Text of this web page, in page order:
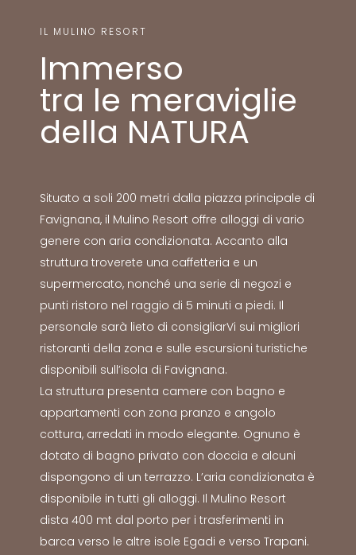
IL MULINO RESORT
Immerso
tra le meraviglie
della NATURA
Situato a soli 200 metri dalla piazza principale di
Favignana, il Mulino Resort offre alloggi di vario
genere con aria condizionata. Accanto alla
struttura troverete una caffetteria e un
supermercato, nonché una serie di negozi e
punti ristoro nel raggio di 5 minuti a piedi. Il
personale sarà lieto di consigliarVi sui migliori
ristoranti della zona e sulle escursioni turistiche
disponibili sull’isola di Favignana.
La struttura presenta camere con bagno e
appartamenti con zona pranzo e angolo
cottura, arredati in modo elegante. Ognuno è
dotato di bagno privato con doccia e alcuni
dispongono di un terrazzo. L’aria condizionata è
disponibile in tutti gli alloggi. Il Mulino Resort
dista 400 mt dal porto per i trasferimenti in
barca verso le altre isole Egadi e verso Trapani.